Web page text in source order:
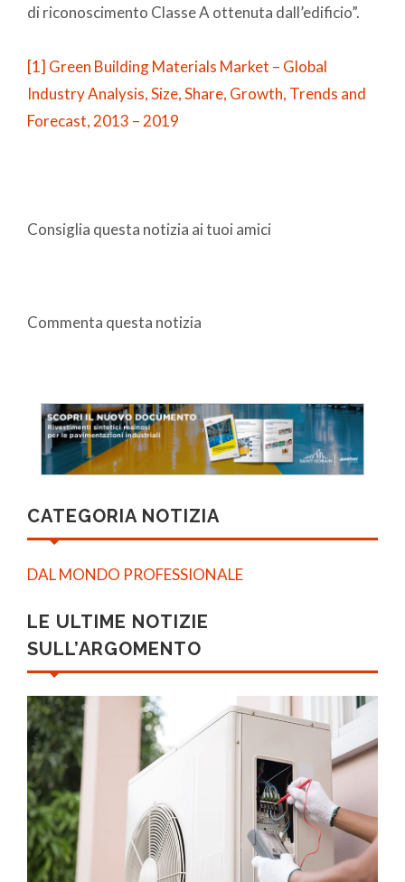
di riconoscimento Classe A ottenuta dall’edificio”.
[1] Green Building Materials Market – Global
Industry Analysis, Size, Share, Growth, Trends and
Forecast, 2013 – 2019
Consiglia questa notizia ai tuoi amici
Commenta questa notizia
CATEGORIA NOTIZIA
DAL MONDO PROFESSIONALE
LE ULTIME NOTIZIE
SULL’ARGOMENTO